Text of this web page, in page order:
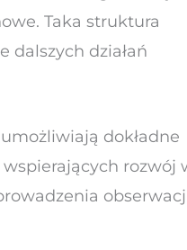
oraz treningi
Taka struktura
działań
dokładne
rozwój
obserwacji